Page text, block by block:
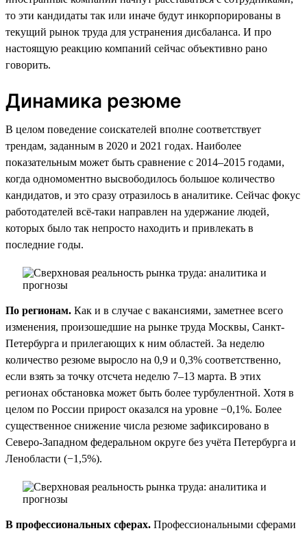
то эти кандидаты так или иначе будут инкорпорированы в
текущий рынок труда для устранения дисбаланса. И про
настоящую реакцию компаний сейчас объективно рано
говорить.
Динамика резюме
В целом поведение соискателей вполне соответствует
трендам, заданным в 2020 и 2021 годах. Наиболее
показательным может быть сравнение с 2014–2015 годами,
когда одномоментно высвободилось большое количество
кандидатов, и это сразу отразилось в аналитике. Сейчас фокус
работодателей всё-таки направлен на удержание людей,
которых было так непросто находить и привлекать в
последние годы.
По регионам. Как и в случае с вакансиями, заметнее всего
изменения, произошедшие на рынке труда Москвы, Санкт-
Петербурга и прилегающих к ним областей. За неделю
количество резюме выросло на 0,9 и 0,3% соответственно,
если взять за точку отсчета неделю 7–13 марта. В этих
регионах обстановка может быть более турбулентной. Хотя в
целом по России прирост оказался на уровне −0,1%. Более
существенное снижение числа резюме зафиксировано в
Северо-Западном федеральном округе без учёта Петербурга и
Ленобласти (−1,5%).
В профессиональных сферах. Профессиональными сферами